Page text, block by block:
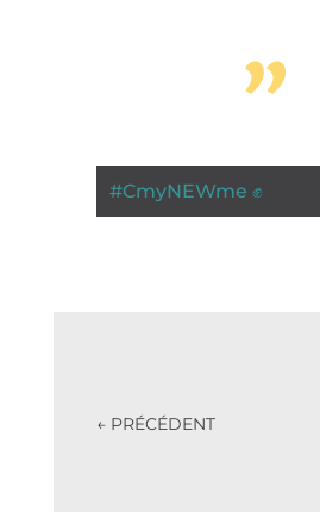
”
#CmyNEWme ✊
← PRÉCÉDENT